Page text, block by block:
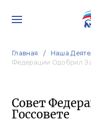
Главная Наша
Федерации Одобрил
Совет
Госсовете